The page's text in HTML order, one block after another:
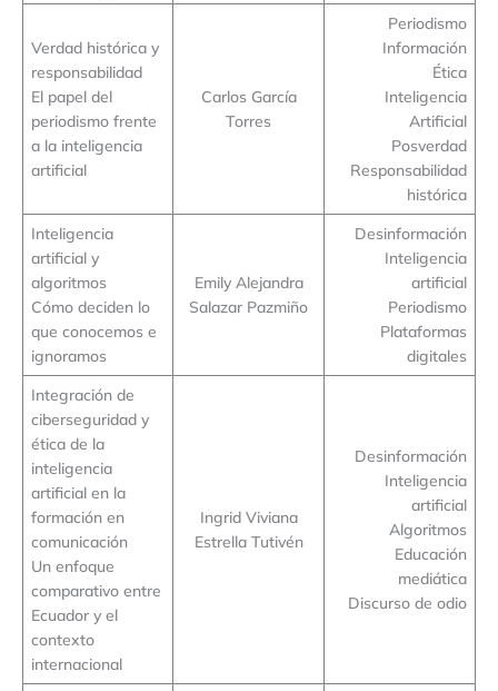
Verdad histórica y
responsabilidad
El papel del
periodismo frente
a la inteligencia
artificial
Carlos García
Torres
Periodismo
Información
Ética
Inteligencia
Artificial
Posverdad
Responsabilidad
histórica
Inteligencia
artificial y
algoritmos
Cómo deciden lo
que conocemos e
ignoramos
Emily Alejandra
Salazar Pazmiño
Desinformación
Inteligencia
artificial
Periodismo
Plataformas
digitales
Integración de
ciberseguridad y
ética de la
inteligencia
artificial en la
formación en
comunicación
Un enfoque
comparativo entre
Ecuador y el
contexto
internacional
Ingrid Viviana
Estrella Tutivén
Desinformación
Inteligencia
artificial
Algoritmos
Educación
mediática
Discurso de odio